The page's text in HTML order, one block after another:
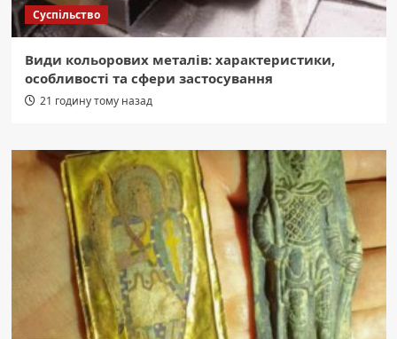
Суспільство
Види кольорових металів: характеристики,
особливості та сфери застосування
21 годину тому назад